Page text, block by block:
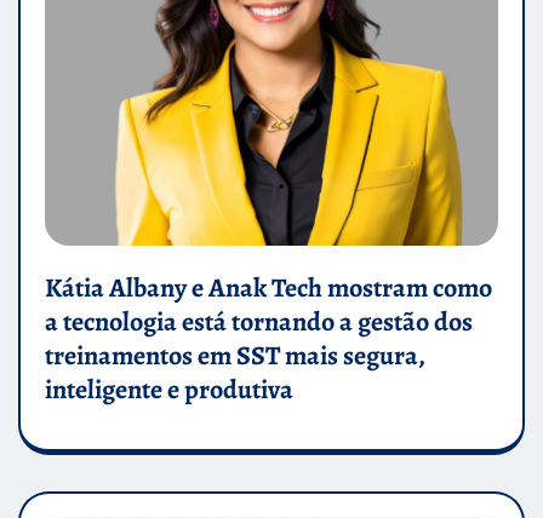
Kátia Albany e Anak Tech mostram como
a tecnologia está tornando a gestão dos
treinamentos em SST mais segura,
inteligente e produtiva